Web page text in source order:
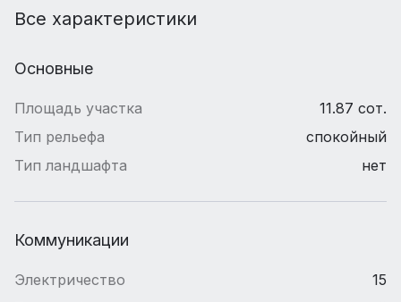
Все характеристики
Основные
Площадь участка
11.87 сот.
Тип рельефа
спокойный
Тип ландшафта
нет
Коммуникации
Электричество
15